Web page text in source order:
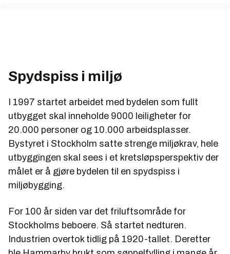
Spydspiss i miljø
I 1997 startet arbeidet med bydelen som fullt
utbygget skal inneholde 9000 leiligheter for
20.000 personer og 10.000 arbeidsplasser.
Bystyret i Stockholm satte strenge miljøkrav, hele
utbyggingen skal sees i et kretsløpsperspektiv der
målet er å gjøre bydelen til en spydspiss i
miljøbygging.
For 100 år siden var det friluftsområde for
Stockholms beboere. Så startet nedturen.
Industrien overtok tidlig på 1920-tallet. Deretter